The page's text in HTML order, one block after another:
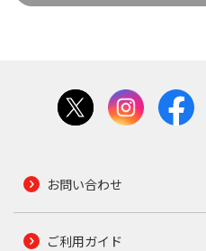
お問い合わせ
ご利用ガイド